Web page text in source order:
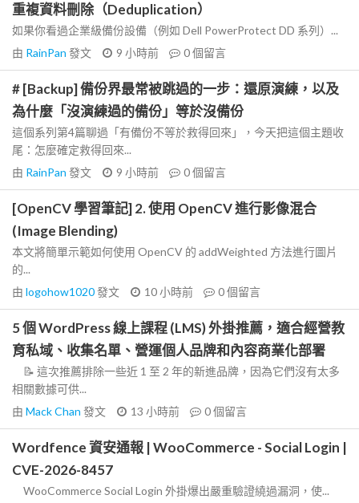
重複資料刪除（Deduplication）
如果你看過企業級備份設備（例如 Dell PowerProtect DD 系列）...
由 RainPan 發文 9 小時前 0個留言
# [Backup] 備份界最常被跳過的一步：還原演練，以及
為什麼「沒演練過的備份」等於沒備份
這個系列第4篇聊過「有備份不等於救得回來」，今天把這個主題收
尾：怎麼確定救得回來...
由 RainPan 發文 9 小時前 0個留言
[OpenCV 學習筆記] 2. 使用 OpenCV 進行影像混合
(Image Blending)
本文將簡單示範如何使用 OpenCV 的 addWeighted 方法進行圖片
的...
由 logohow1020發文 10 小時前 0個留言
5 個 WordPress 線上課程 (LMS) 外掛推薦，適合經營教
育私域、收集名單、營運個人品牌和內容商業化部署
📝 這次推薦排除一些近 1 至 2 年的新進品牌，因為它們沒有太多
相關數據可供...
由 Mack Chan 發文 13 小時前 0個留言
Wordfence 資安通報 | WooCommerce - Social Login |
CVE-2026-8457
WooCommerce Social Login 外掛爆出嚴重驗證繞過漏洞，使...